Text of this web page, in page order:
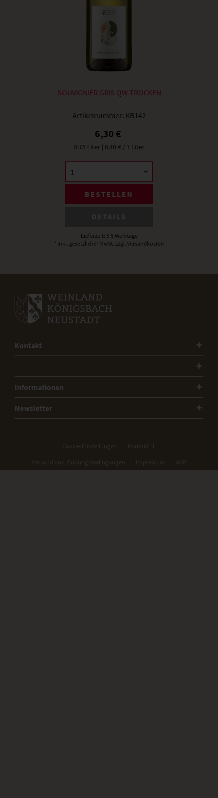
SOUVIGNIER GRIS QW TROCKEN
Artikelnummer: KB142
6,30 €
0.75 Liter | 8,40 € / 1 Liter
BESTELLEN
Lieferzeit: 3-5 Werktage
* inkl. gesetzlicher MwSt. zzgl. Versandkosten
Kontakt
Informationen
Newsletter
Cookie-Einstellungen
Kontakt
Versand und Zahlungsbedingungen
Impressum AGB